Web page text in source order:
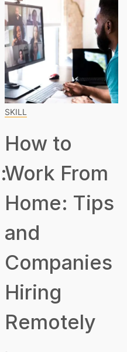
How Many
Hours Is
Part